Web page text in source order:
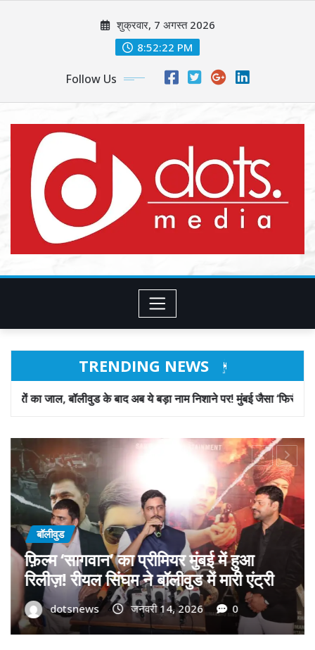
शुक्रवार, 7 अगस्त 2026
8:52:24 PM
Follow Us
TRENDING NEWS
अब ये बड़ा नाम निशाने पर! मुंबई जैसा ‘फिरौती खेल’ अब दिल्ली-पंजाब में?
बॉलीवुड
गोवा मुख्यमंत्री डॉ. प्रमोद सावंत का ‘गोदान’
को बड़ा समर्थन; पोस्टर विमोचन कर मथुरा से
फिल्म गोदान की टीम का बढ़ाया मान!
dotsnews जनवरी 9, 2026 0